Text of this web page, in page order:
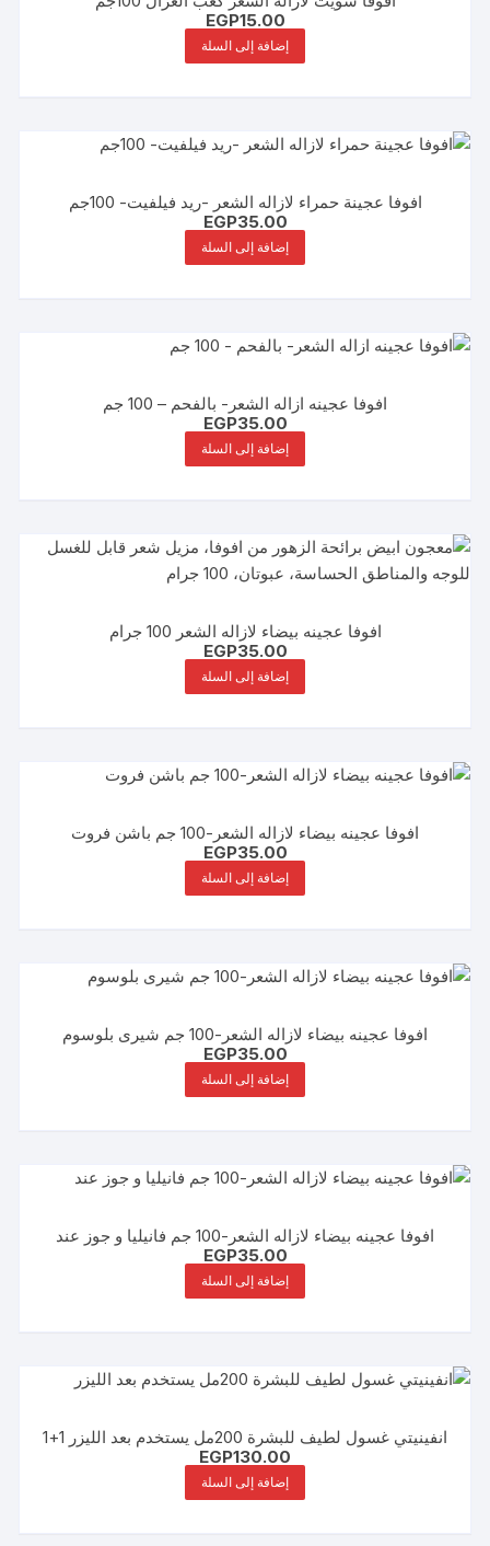
EGP15.00
إضافة إلى السلة
افوفا عجينة حمراء لازاله الشعر -ريد فيلفيت- 100جم
EGP35.00
إضافة إلى السلة
افوفا عجينه ازاله الشعر- بالفحم – 100 جم
EGP35.00
إضافة إلى السلة
افوفا عجينه بيضاء لازاله الشعر 100 جرام
EGP35.00
إضافة إلى السلة
افوفا عجينه بيضاء لازاله الشعر-100 جم باشن فروت
EGP35.00
إضافة إلى السلة
افوفا عجينه بيضاء لازاله الشعر-100 جم شيرى بلوسوم
EGP35.00
إضافة إلى السلة
افوفا عجينه بيضاء لازاله الشعر-100 جم فانيليا و جوز عند
EGP35.00
إضافة إلى السلة
انفينيتي غسول لطيف للبشرة 200مل يستخدم بعد الليزر 1+1
EGP130.00
إضافة إلى السلة